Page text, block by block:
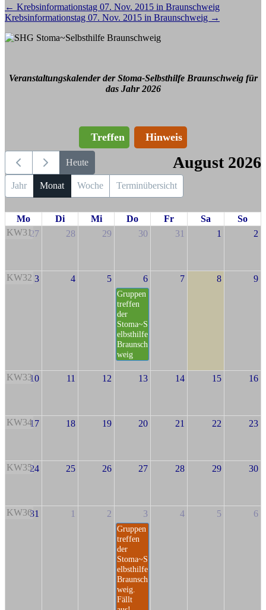
Beitragsnavigation
← Krebsinformationstag 07. Nov. 2015 in Braunschweig
Krebsinformationstag 07. Nov. 2015 in Braunschweig →
Veranstaltungskalender der Stoma-Selbsthilfe Braunschweig für
das Jahr 2026
Treffen Hinweis
Heute August 2026
Jahr Monat Woche Terminübersicht
Mo Di Mi Do Fr Sa
So
KW3127 28 29 30 31 1 2
KW32 3 4 5 6
Gruppen
treffen
der
Stoma~S
elbsthilfe
Braunsch
weig
7 8 9
KW3310 11 12 13 14 15 16
KW3417 18 19 20 21 22 23
KW3524 25 26 27 28 29 30
KW3631 1 2 3
Gruppen
treffen
der
Stoma~S
elbsthilfe
Braunsch
weig.
Fällt
4 5 6